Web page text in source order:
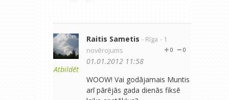
Atbildēt
Raitis Sametis - Rīga - 1
novērojums
0
0
01.01.2012 11:58
WOOW! Vai godājamais Muntis
arī pārējās gada dienās fiksē